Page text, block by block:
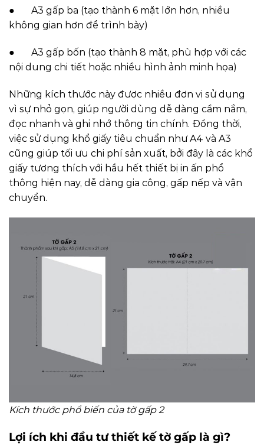
● A3 gấp ba (tạo thành 6 mặt lớn hơn, nhiều
không gian hơn để trình bày)
● A3 gấp bốn (tạo thành 8 mặt, phù hợp với các
nội dung chi tiết hoặc nhiều hình ảnh minh họa)
Những kích thước này được nhiều đơn vị sử dụng
vì sự nhỏ gọn, giúp người dùng dễ dàng cầm nắm,
đọc nhanh và ghi nhớ thông tin chính. Đồng thời,
việc sử dụng khổ giấy tiêu chuẩn như A4 và A3
cũng giúp tối ưu chi phí sản xuất, bởi đây là các khổ
giấy tương thích với hầu hết thiết bị in ấn phổ
thông hiện nay, dễ dàng gia công, gấp nếp và vận
chuyển.
Kích thước phổ biến của tờ gấp 2
Lợi ích khi đầu tư thiết kế tờ gấp là gì?